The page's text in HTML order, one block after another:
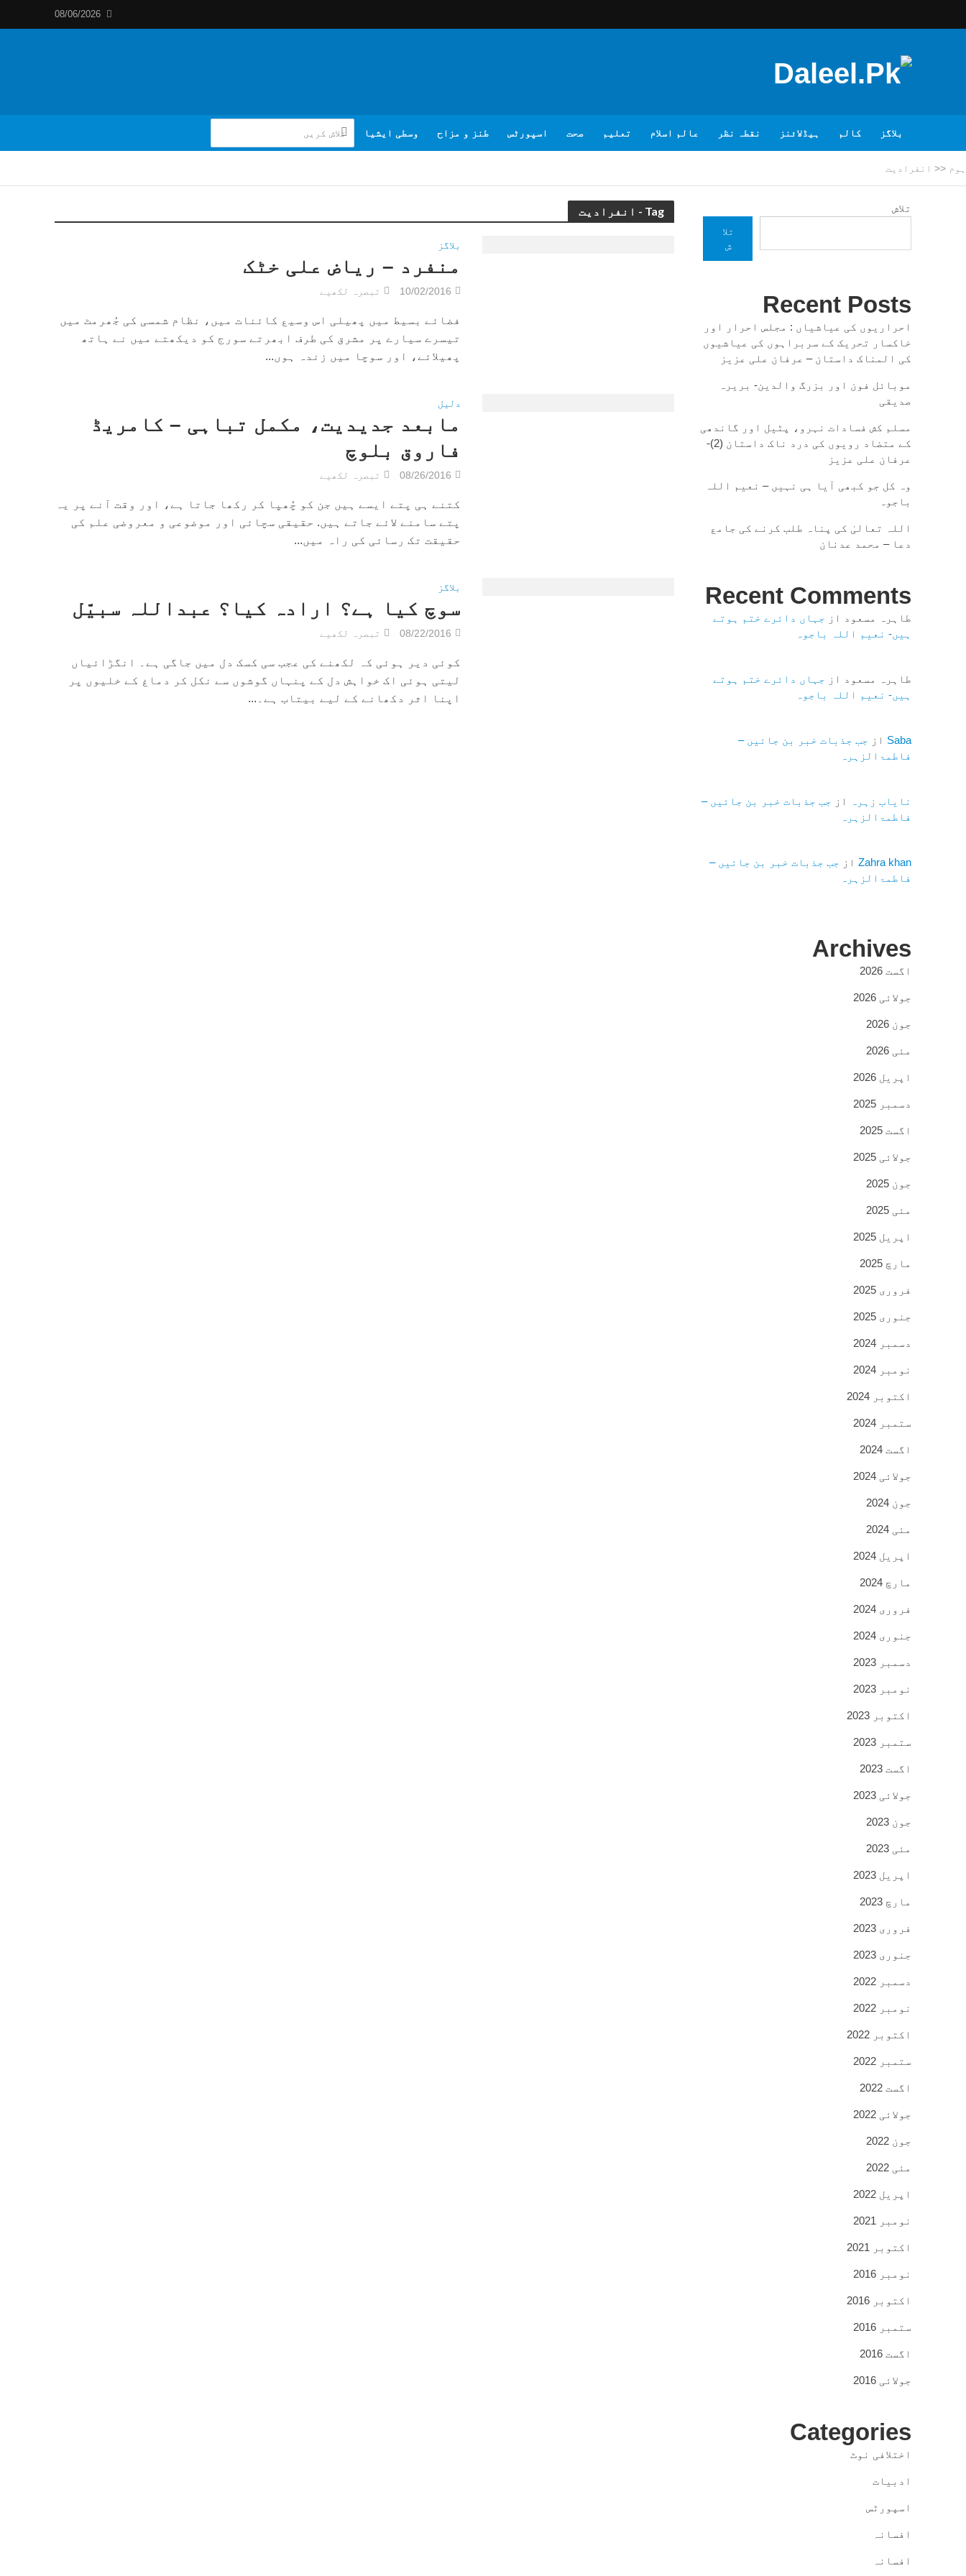
08/06/2026
بلاگز کالم ہیڈلائنز نقطہ نظر عالم اسلام تعلیم صحت اسپورٹس طنز و مزاح وسطی ایشیا
ہوم << انفرادیت
Tag - انفرادیت
بلاگز
منفرد – ریاض علی خٹک
10/02/2016 تبصرہ لکھیے
فضائے بسیط میں پھیلی اس وسیع کائنات میں، نظام شمسی کی جُھرمٹ میں
تیسرے سیارے پر مشرق کی طرف ابھرتے سورج کو دیکھتے میں نے ہاتھ
پھیلائے، اور سوچا میں زندہ ہوں...
دلیل
مابعد جدیدیت، مکمل تباہی – کامریڈ
فاروق بلوچ
08/26/2016 تبصرہ لکھیے
کتنے ہی پتے ایسے ہیں جن کو چُھپا کر رکھا جاتا ہے، اور وقت آنے پر یہ
پتے سامنے لائے جاتے ہیں. حقیقی سچائی اور موضوعی و معروضی علم کی
حقیقت تک رسائی کی راہ میں...
بلاگز
سوچ کیا ہے؟ ارادہ کیا؟ عبداللہ سبیّل
08/22/2016 تبصرہ لکھیے
کوئی دیر ہوئی کہ لکھنے کی عجب سی کسک دل میں جاگی ہے۔ انگڑائیاں
لیتی ہوئی اک خواہش دل کے پنہاں گوشوں سے نکل کر دماغ کے خلیوں پر
اپنا اثر دکھانے کے لیے بیتاب ہے۔...
تلاش
تلا
ش
Recent Posts
احراریوں کی عیاشیاں : مجلس احرار اور
خاکسار تحریک کے سربراہوں کی عیاشیوں
کی المناک داستان – عرفان علی عزیز
موبائل فون اور بزرگ والدین- بریرہ
صدیقی
مسلم کش فسادات نہرو، پٹیل اور گاندھی
کے متضاد رویوں کی درد ناک داستان (2)-
عرفان علی عزیز
وہ کل جو کبھی آیا ہی نہیں – نعیم اللہ
باجوہ
اللہ تعالیٰ کی پناہ طلب کرنے کی جامع
دعا – محمد عدنان
Recent Comments
طاہرہ مسعود از جہاں دائرے ختم ہوتے
ہیں- نعیم اللہ باجوہ
طاہرہ مسعود از جہاں دائرے ختم ہوتے
ہیں- نعیم اللہ باجوہ
Saba از جب جذبات خبر بن جائیں –
فاطمۃالزہرہ
نایاب زہرہ از جب جذبات خبر بن جائیں –
فاطمۃالزہرہ
Zahra khanاز جب جذبات خبر بن جائیں –
فاطمۃالزہرہ
Archives
اگست 2026
جولائی 2026
جون 2026
مئی 2026
اپریل 2026
دسمبر 2025
اگست 2025
جولائی 2025
جون 2025
مئی 2025
اپریل 2025
مارچ 2025
فروری 2025
جنوری 2025
دسمبر 2024
نومبر 2024
اکتوبر 2024
ستمبر 2024
اگست 2024
جولائی 2024
جون 2024
مئی 2024
اپریل 2024
مارچ 2024
فروری 2024
جنوری 2024
دسمبر 2023
نومبر 2023
اکتوبر 2023
ستمبر 2023
اگست 2023
جولائی 2023
جون 2023
مئی 2023
اپریل 2023
مارچ 2023
فروری 2023
جنوری 2023
دسمبر 2022
نومبر 2022
اکتوبر 2022
ستمبر 2022
اگست 2022
جولائی 2022
جون 2022
مئی 2022
اپریل 2022
نومبر 2021
اکتوبر 2021
نومبر 2016
اکتوبر 2016
ستمبر 2016
اگست 2016
جولائی 2016
Categories
اختلافی نوٹ
ادبیات
اسپورٹس
افسانہ
افسانہ